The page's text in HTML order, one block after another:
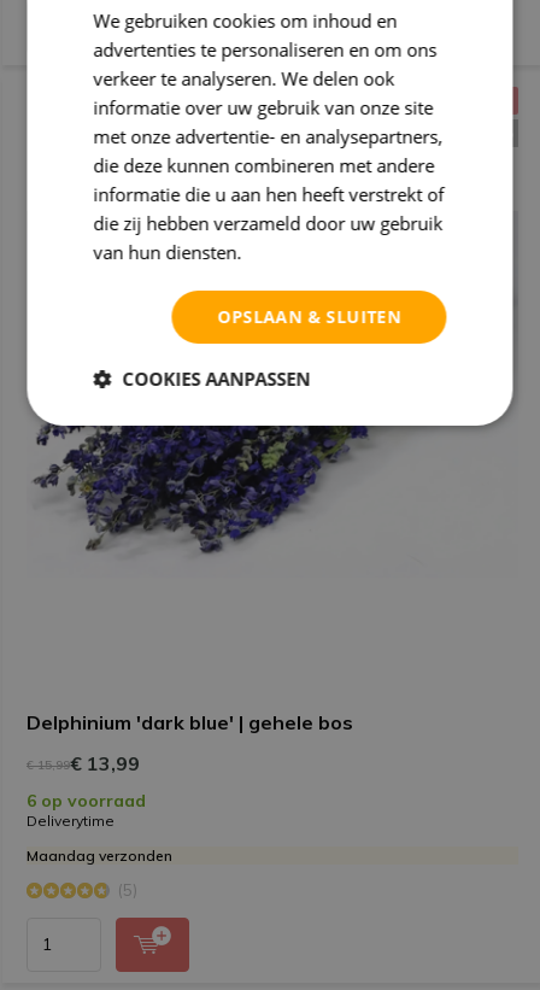
Delphinium 'dark blue' | gehele bos
HANDIG TE GEBRUIKEN
BESPAAR
€ 15,99€ 13,99
6 op voorraad
Deliverytime
Maandag verzonden
(5)
We gebruiken cookies om inhoud en
advertenties te personaliseren en om ons
verkeer te analyseren. We delen ook
informatie over uw gebruik van onze site
met onze advertentie- en analysepartners,
die deze kunnen combineren met andere
informatie die u aan hen heeft verstrekt of
die zij hebben verzameld door uw gebruik
van hun diensten.
OPSLAAN & SLUITEN
COOKIES AANPASSEN